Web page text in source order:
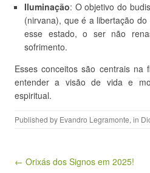
Iluminação: O objetivo do
(nirvana), que é a libertação
esse estado, o ser não
sofrimento.
Esses conceitos são centrais na
entender a visão de vida e
espiritual.
Published by Evandro Legramonte, in
Post navigation
← Orixás dos Signos em 2025!